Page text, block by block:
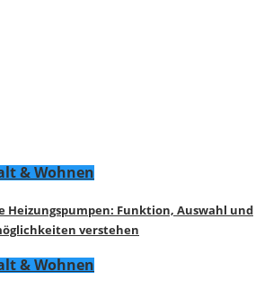
& Wohnen
Heizungspumpen: Funktion, Auswahl und
verstehen
& Wohnen